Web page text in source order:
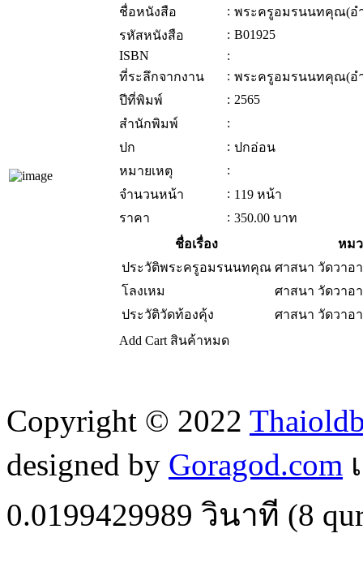
ชื่อหนังสือ : พระครูอมรนนทคุณ(อ
รหัสหนังสือ
: B01925
ISBN
:
ที่ระลึกจากงาน
: พระครูอมรนนทคุณ(อ
ปีที่พิมพ์
: 2565
สำนักพิมพ์
:
ปก
: ปกอ่อน
หมายเหตุ
:
จำนวนหน้า
: 119 หน้า
ราคา
: 350.00 บาท
ชื่อเรื่อง
หม
ประวัติพระครูอมรนนทคุณ ศาสนา วัดวาอ
โลงเหม
ศาสนา วัดวาอ
ประวัติวัดท้องคุ้ง
ศาสนา วัดวาอ
Add Cart สินค้าหมด
Copyright © 2022
designed by Goragod.com
0.0199429989 วินาที (8